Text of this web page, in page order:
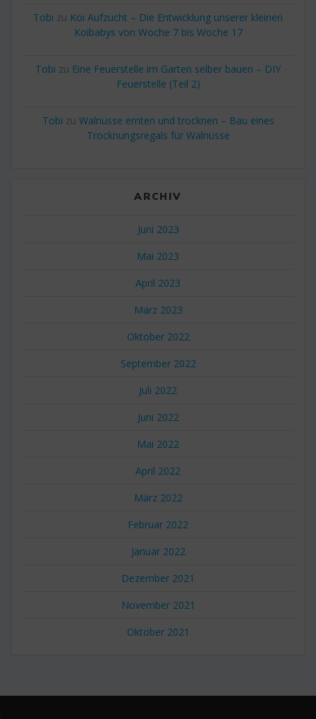
Tobi zu Koi Aufzucht – Die Entwicklung unserer kleinen
Koibabys von Woche 7 bis Woche 17
Tobi zu Eine Feuerstelle im Garten selber bauen – DIY
Feuerstelle (Teil 2)
Tobi zu Walnüsse ernten und trocknen – Bau eines
Trocknungsregals für Walnüsse
ARCHIV
Juni 2023
Mai 2023
April 2023
März 2023
Oktober 2022
September 2022
Juli 2022
Juni 2022
Mai 2022
April 2022
März 2022
Februar 2022
Januar 2022
Dezember 2021
November 2021
Oktober 2021